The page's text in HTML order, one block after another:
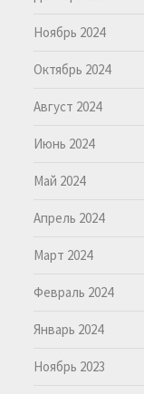
Ноябрь 2024
Октябрь 2024
Август 2024
Июнь 2024
Май 2024
Апрель 2024
Март 2024
Февраль 2024
Январь 2024
Ноябрь 2023